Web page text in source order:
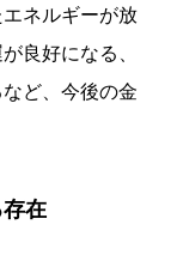
ネルギーが放
良好になる、
ど、今後の金
在